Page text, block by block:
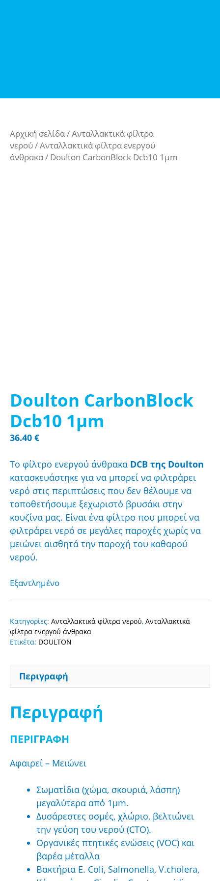
Αρχική σελίδα/Ανταλλακτικά φίλτρα
νερού/Ανταλλακτικά φίλτρα ενεργού
άνθρακα/ Doulton CarbonBlock Dcb10 1μm
Doulton CarbonBlock
Dcb10 1μm
36.40 €
Το φίλτρο ενεργού άνθρακα DCB της Doulton
κατασκευάστηκε για να μπορεί να φιλτράρει
νερό στις περιπτώσεις που δεν θέλουμε να
τοποθετήσουμε ξεχωριστό βρυσάκι στην
κουζίνα μας. Είναι ένα φίλτρο που μπορεί να
φιλτράρει νερό σε μεγάλες παροχές χωρίς να
μειώνει αισθητά την παροχή του καθαρού
νερού.
Εξαντλημένο
Κατηγορίες: Ανταλλακτικά φίλτρα νερού, Ανταλλακτικά
φίλτρα ενεργού άνθρακα
Ετικέτα: DOULTON
Περιγραφή
Περιγραφή
ΠΕΡΙΓΡΑΦΗ
Αφαιρεί – Μειώνει
Σωματίδια (χώμα, σκουριά, λάσπη)
μεγαλύτερα από 1μm.
Δυσάρεστες οσμές, χλώριο, βελτιώνει
την γεύση του νερού (CTO).
Οργανικές πτητικές ενώσεις (VOC) και
βαρέα μέταλλα
Βακτήρια E. Coli, Salmonella, V.cholera,